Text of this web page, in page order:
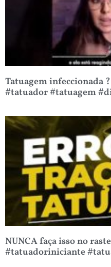
Tatuagem infeccionada
#tatuador #tatuagem
NUNCA faça isso no
#tatuadoriniciante